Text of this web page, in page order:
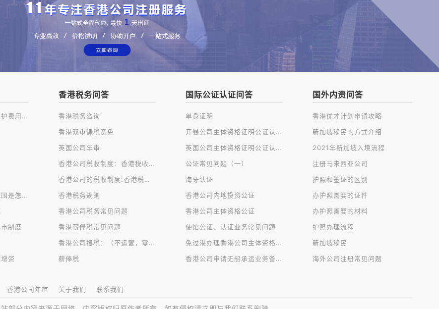
注册香港公司及后续维护费用一览
香港公司对公司经营范围是怎样规定的？
制度
资
香港税务问答
香港税务咨询
香港双重课税宽免
英国公司年审
香港公司税收制度：香港税收种类
香港公司的税收制度:香港税制的特点
香港税务规则
香港公司税务常见问题
香港薪俸税常见问题
香港公司报税：（不运营，零申报）
薪俸税
国际公证认证问答
单身证明
开曼公司主体资格证明公证认证
英国公司主体资格证明公证认证
公证常见问题（一）
海牙认证
香港公司内地投资公证
香港公司主体资格公证
使馆公证、认证业务常见问题
免过港办理香港公司主体资格公证认证
香港公司申请无船承运业务备案
国外内资问答
香港优才计划申请攻略
新加坡移民的方式介绍
2021年新加坡入境流程
注册马来西亚公司
护照和签证的区别
办护照需要的证件
办护照需要的材料
护照办理流程
新加坡移民
海外公司注册常见问题
香港公司年审 关于我们 联系我们